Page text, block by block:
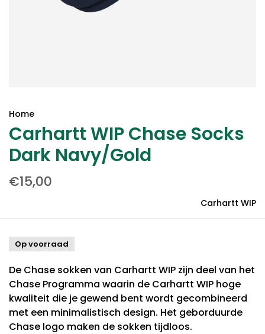
Home
Carhartt WIP Chase Socks
Dark Navy/Gold
€15,00
Carhartt WIP
Op voorraad
De Chase sokken van Carhartt WIP zijn deel van het
Chase Programma waarin de Carhartt WIP hoge
kwaliteit die je gewend bent wordt gecombineerd
met een minimalistisch design. Het geborduurde
Chase logo maken de sokken tijdloos.